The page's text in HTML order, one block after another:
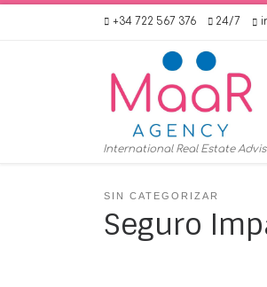
Skip to content+34 722 567 376 24/7
International Real Estate
SIN CATEGORIZAR
Seguro